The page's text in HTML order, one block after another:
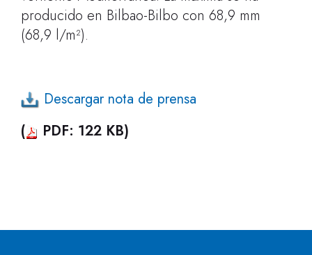
producido en Bilbao-Bilbo con 68,9 mm
(68,9 l/m²).
Descargar nota de prensa
(
PDF: 122 KB)